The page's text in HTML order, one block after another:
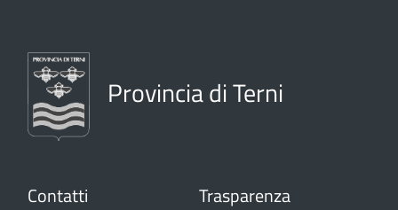
Provincia di Terni
Contatti Trasparenza